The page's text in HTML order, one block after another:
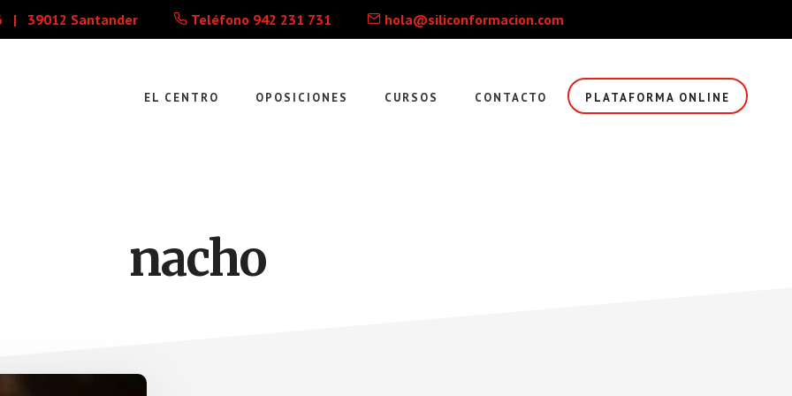
6 | 39012 Santander Teléfono 942 231 731 hola@siliconformacion.com
EL CENTRO OPOSICIONES CURSOS CONTACTO PLATAFORMA ONLINE
nacho